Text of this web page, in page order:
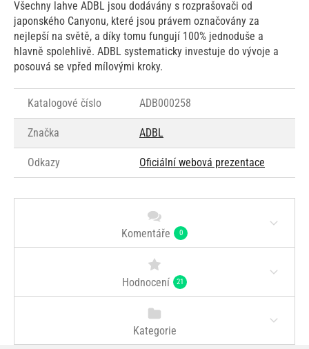
Všechny lahve ADBL jsou dodávány s rozprašovači od
japonského Canyonu, které jsou právem označovány za
nejlepší na světě, a díky tomu fungují 100% jednoduše a
hlavně spolehlivě. ADBL systematicky investuje do vývoje a
posouvá se vpřed mílovými kroky.
Katalogové číslo ADB000258
Značka ADBL
Odkazy Oficiální webová prezentace
Komentáře 0
Hodnocení 21
Kategorie